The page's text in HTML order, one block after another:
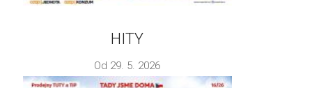
HITY
Od 29. 5. 2026